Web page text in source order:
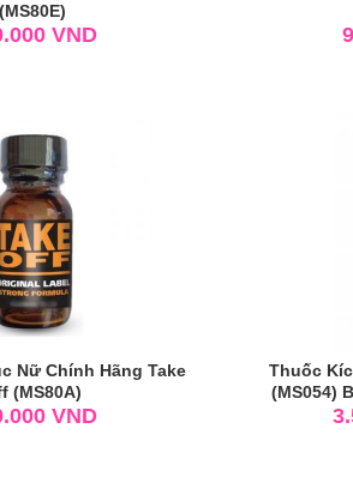
(MS80E)
VND
Nữ Chính Hãng Take
(MS80A)
VND
Thuốc
(MS054)